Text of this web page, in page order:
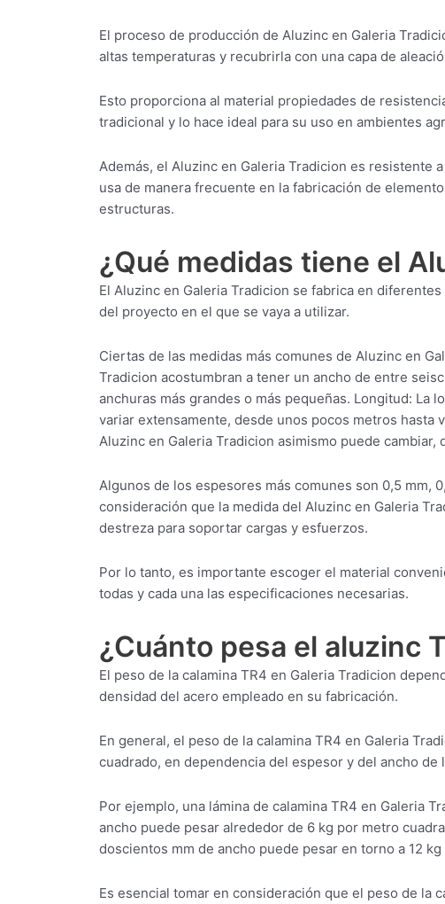
El proceso de producción de Aluzinc en Galeria
altas temperaturas y recubrirla con una capa de
Esto proporciona al material propiedades de
tradicional y lo hace ideal para su uso en ambientes
Además, el Aluzinc en Galeria Tradicion es resistente
usa de manera frecuente en la fabricación de
estructuras.
¿Qué medidas tiene el
El Aluzinc en Galeria Tradicion se fabrica en
del proyecto en el que se vaya a utilizar.
Ciertas de las medidas más comunes de Aluzinc en
Tradicion acostumbran a tener un ancho de entre
anchuras más grandes o más pequeñas. Longitud: La
variar extensamente, desde unos pocos metros
Aluzinc en Galeria Tradicion asimismo puede
Algunos de los espesores más comunes son 0,5 mm,
consideración que la medida del Aluzinc en Galeria
destreza para soportar cargas y esfuerzos.
Por lo tanto, es importante escoger el material
todas y cada una las especificaciones necesarias.
¿Cuánto pesa el aluzinc
El peso de la calamina TR4 en Galeria Tradicion
densidad del acero empleado en su fabricación.
En general, el peso de la calamina TR4 en Galeria
cuadrado, en dependencia del espesor y del ancho de
Por ejemplo, una lámina de calamina TR4 en Galeria
ancho puede pesar alrededor de 6 kg por metro
doscientos mm de ancho puede pesar en torno a 12
Es esencial tomar en consideración que el peso de la